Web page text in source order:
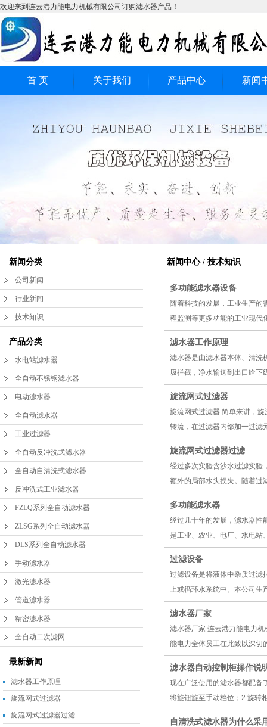
欢迎来到连云港力能电力机械有限公司订购滤水器产品！
首 页 关于我们 产品中心
工业过滤器
全自动反冲洗式滤水
器
全自动自清洗式滤水
器
ZLSG系列全自动滤水
器
DLS系列全自动滤水
水电站滤水器
管道滤水器
激光滤水器
精密滤水器
二次滤网
新闻
新闻分类
公司新闻
行业新闻
技术知识
产品分类
水电站滤水器
全自动不锈钢滤水器
电动滤水器
全自动滤水器
工业过滤器
全自动反冲洗式滤水器
全自动自清洗式滤水器
反冲洗式工业滤水器
FZLQ系列全自动滤水器
ZLSG系列全自动滤水器
DLS系列全自动滤水器
手动滤水器
激光滤水器
管道滤水器
精密滤水器
全自动二次滤网
最新新闻
滤水器工作原理
旋流网式过滤器
旋流网式过滤器过滤
新闻中心 / 技术知识
多功能滤水器设备
随着科技的发展，工业生产的
程监测等更多功能的工业现代
滤水器工作原理
滤水器是由滤水器本体、清洗
圾拦截，净水输送到出口给下
旋流网式过滤器
旋流网式过滤器 简单来讲，
转流，在过滤器内部加一过滤
旋流网式过滤器过滤
经过多次实验含沙水过滤实验
额外的局部水头损失。随着过
多功能滤水器
经过几十年的发展，滤水器性
是工业、农业、电厂、水电站
过滤设备
过滤设备是将液体中杂质过滤
上或循环水系统中。本公司生
滤水器厂家
滤水器厂家 连云港力能电力
能电力全体员工在此致以深切
滤水器自动控制柜操作说
现在广泛使用的滤水器都配备
将旋钮旋至手动档位；2.旋转
自清洗式滤水器为什么采